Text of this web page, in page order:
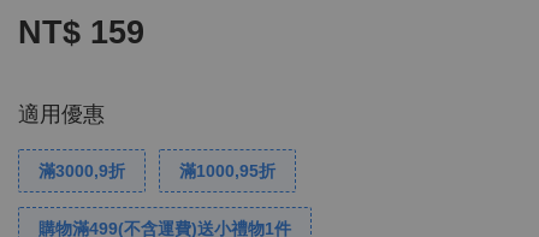
NT$ 159
適用優惠
滿3000,9折 滿1000,95折
購物滿499(不含運費)送小禮物1件